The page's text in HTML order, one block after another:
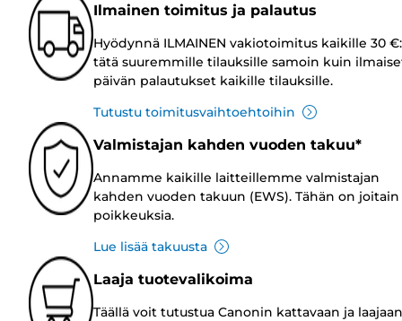
Ilmainen toimitus ja palautus
Hyödynnä ILMAINEN vakiotoimitus kaikille 30
tätä suuremmille tilauksille samoin kuin
päivän palautukset kaikille tilauksille.
Tutustu toimitusvaihtoehtoihin
Valmistajan kahden vuoden takuu*
Annamme kaikille laitteillemme valmistajan
kahden vuoden takuun (EWS). Tähän on joitain
poikkeuksia.
Lue lisää takuusta
Laaja tuotevalikoima
Täällä voit tutustua Canonin kattavaan ja laajaan